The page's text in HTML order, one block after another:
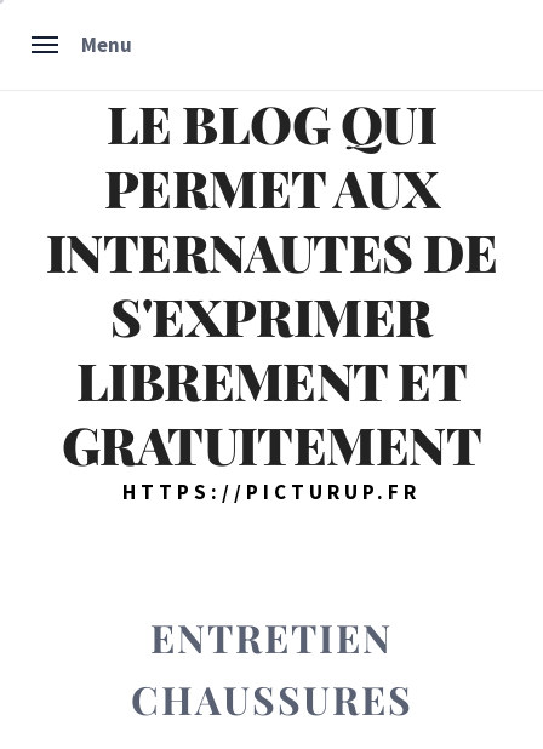
Menu
LE BLOG QUI
PERMET AUX
INTERNAUTES DE
S'EXPRIMER
LIBREMENT ET
GRATUITEMENT
HTTPS://PICTURUP.FR
ENTRETIEN
CHAUSSURES